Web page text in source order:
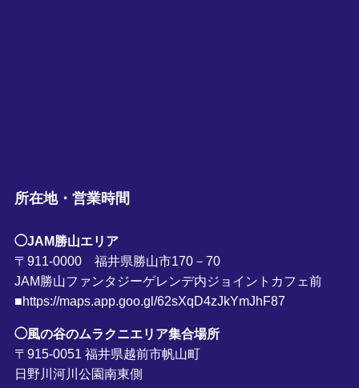
所在地・営業時間
◯JAM勝山エリア
〒911-0000 福井県勝山市170－70
JAM勝山ファンタジーゲレンデ内ジョイントカフェ前
■https://maps.app.goo.gl/62sXqD4zJkYmJhF87
◯風の谷のムラクニエリア集合場所
〒915-0051 福井県越前市帆山町
日野川河川公園南東側